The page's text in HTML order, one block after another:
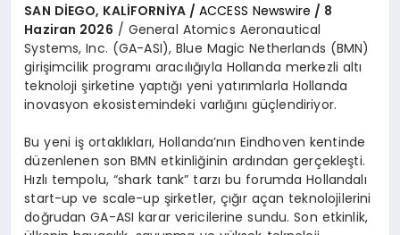
SAN DİEGO, KALİFORNİYA / ACCESS Newswire / 8
Haziran 2026 / General Atomics Aeronautical
Systems, Inc. (GA-ASI), Blue Magic Netherlands (BMN)
girişimcilik programı aracılığıyla Hollanda merkezli altı
teknoloji şirketine yaptığı yeni yatırımlarla Hollanda
inovasyon ekosistemindeki varlığını güçlendiriyor.
Bu yeni iş ortaklıkları, Hollanda’nın Eindhoven kentinde
düzenlenen son BMN etkinliğinin ardından gerçekleşti.
Hızlı tempolu, “shark tank” tarzı bu forumda Hollandalı
start-up ve scale-up şirketler, çığır açan teknolojilerini
doğrudan GA-ASI karar vericilerine sundu. Son etkinlik,